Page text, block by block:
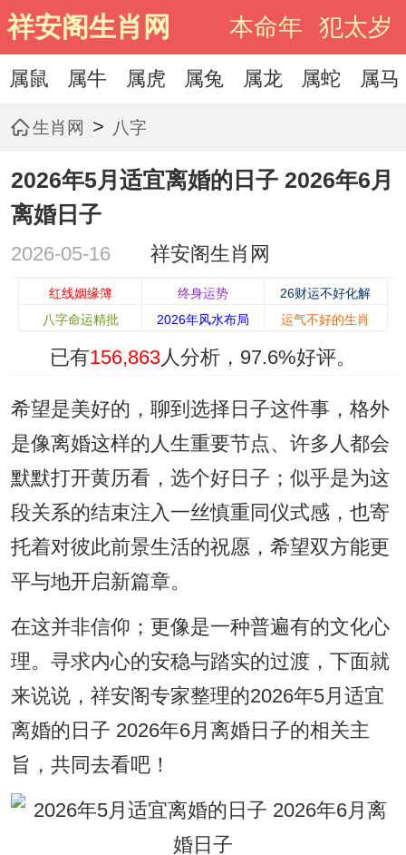
祥安阁生肖网 本命年 犯太岁
属鼠 属牛 属虎 属兔 属龙 属蛇 属马
生肖网 > 八字
2026年5月适宜离婚的日子 2026年6月
离婚日子
2026-05-16 祥安阁生肖网
红线姻缘簿 终身运势
26财运不好化解
八字命运精批
2026年风水布局 运气不好的生肖
已有156,863人分析， 97.6%好评。
希望是美好的，聊到选择日子这件事，格外
是像离婚这样的人生重要节点、许多人都会
默默打开黄历看，选个好日子；似乎是为这
段关系的结束注入一丝慎重同仪式感，也寄
托着对彼此前景生活的祝愿，希望双方能更
平与地开启新篇章。
在这并非信仰；更像是一种普遍有的文化心
理。寻求内心的安稳与踏实的过渡，下面就
来说说，祥安阁专家整理的2026年5月适宜
离婚的日子 2026年6月离婚日子的相关主
旨，共同去看吧！